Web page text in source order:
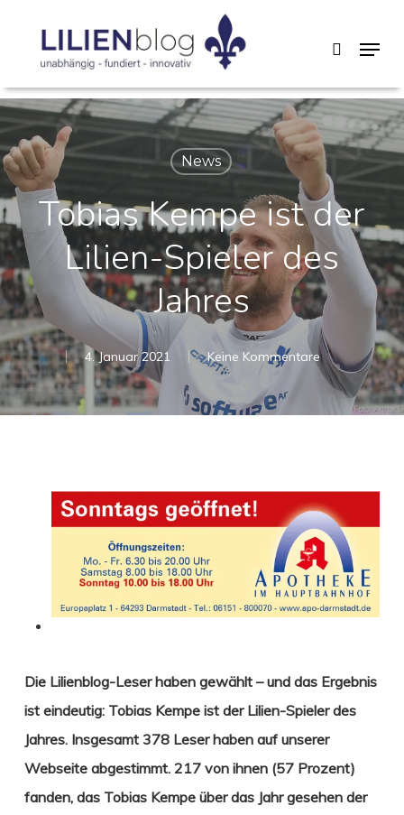
content
search
Menu
News
Tobias Kempe ist der
Lilien-Spieler des
Jahres
4. Januar 2021 Keine Kommentare
Die Lilienblog-Leser haben gewählt – und das Ergebnis
ist eindeutig: Tobias Kempe ist der Lilien-Spieler des
Jahres. Insgesamt 378 Leser haben auf unserer
Webseite abgestimmt. 217 von ihnen (57 Prozent)
fanden, das Tobias Kempe über das Jahr gesehen der